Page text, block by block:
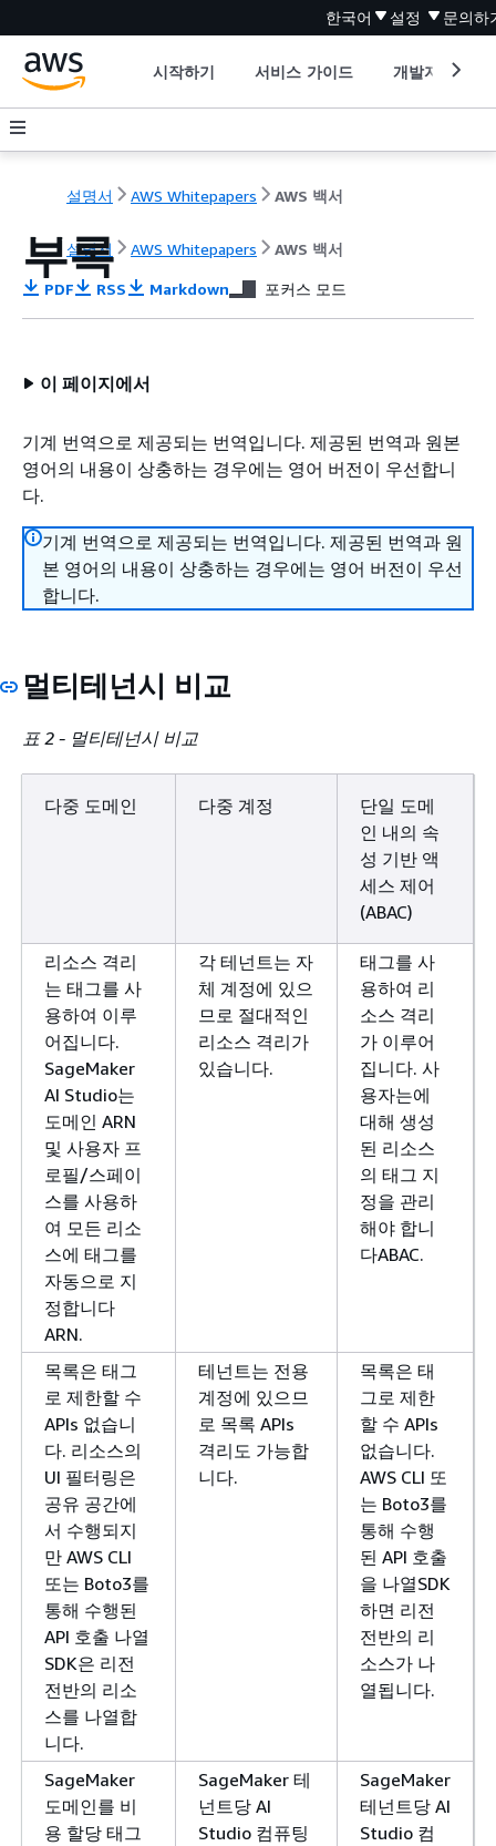
한국어 설정 문의하
시작하기 서비스 가이드 개발자 도구
설명서 AWS Whitepapers AWS 백서
설명서 AWS Whitepapers AWS 백서
부록
PDF RSS Markdown 포커스 모드
이 페이지에서
기계 번역으로 제공되는 번역입니다. 제공된 번역과 원본
영어의 내용이 상충하는 경우에는 영어 버전이 우선합니
다.
기계 번역으로 제공되는 번역입니다. 제공된 번역과 원
본 영어의 내용이 상충하는 경우에는 영어 버전이 우선
합니다.
멀티테넌시 비교
표 2 - 멀티테넌시 비교
다중 도메인 다중 계정
단일 도메
인 내의 속
성 기반 액
세스 제어
(ABAC)
리소스 격리
는 태그를 사
용하여 이루
어집니다.
SageMaker
AI Studio는
도메인 ARN
및 사용자 프
로필/스페이
스를 사용하
여 모든 리소
스에 태그를
자동으로 지
정합니다
ARN.
각 테넌트는 자
체 계정에 있으
므로 절대적인
리소스 격리가
있습니다.
태그를 사
용하여 리
소스 격리
가 이루어
집니다. 사
용자는에
대해 생성
된 리소스
의 태그 지
정을 관리
해야 합니
다ABAC.
목록은 태그
로 제한할 수
APIs 없습니
다. 리소스의
UI 필터링은
공유 공간에
서 수행되지
만 AWS CLI
또는 Boto3를
통해 수행된
API 호출 나열
SDK은 리전
전반의 리소
스를 나열합
니다.
테넌트는 전용
계정에 있으므
로 목록 APIs
격리도 가능합
니다.
목록은 태
그로 제한
할 수 APIs
없습니다.
AWS CLI 또
는 Boto3를
통해 수행
된 API 호출
을 나열SDK
하면 리전
전반의 리
소스가 나
열됩니다.
SageMaker
도메인를 비
용 할당 태그
SageMaker 테
넌트당 AI
Studio 컴퓨팅
SageMaker
테넌트당 AI
Studio 컴